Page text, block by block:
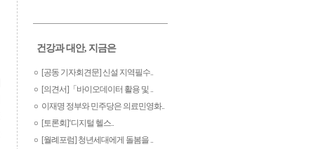
건강과 대안, 지금은
[공동 기자회견문] 신설 지역필수..
[의견서]「바이오데이터 활용 및 ..
이재명 정부와 민주당은 의료민영화..
[토론회]‘디지털 헬스..
[월례포럼] 청년세대에게 돌봄을 ..